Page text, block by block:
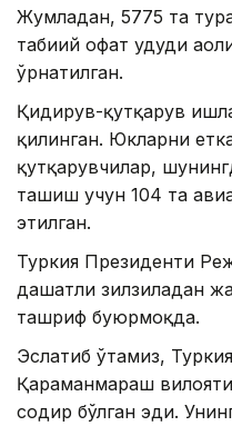
Жумладан, 5775 та
табиий офат ҳудуди
ўрнатилган.
Қидирув-қутқарув
қилинган. Юкларни
қутқарувчилар,
ташиш учун 104 та
этилган.
Туркия Президенти
даҳшатли зилзиладан
ташриф буюрмоқда.
Эслатиб ўтамиз,
Қаҳраманмараш
содир бўлган эди.